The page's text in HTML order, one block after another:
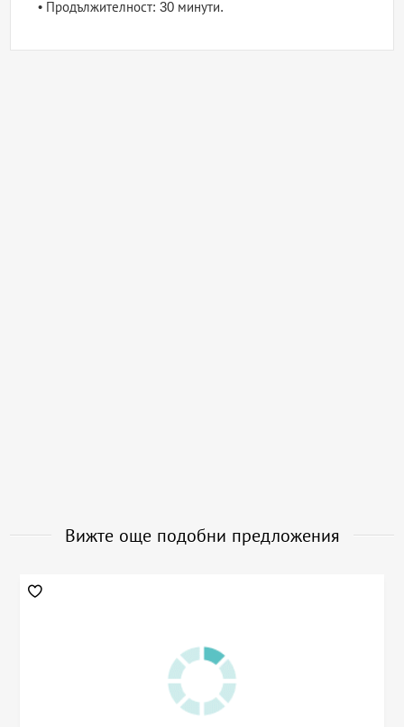
• Продължителност: 30 минути.
Вижте още подобни предложения